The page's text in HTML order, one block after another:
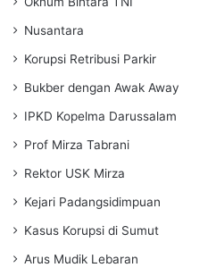
Nusantara
Korupsi Retribusi Parkir
Bukber dengan Awak Away
IPKD Kopelma Darussalam
Prof Mirza Tabrani
Rektor USK Mirza
Kejari Padangsidimpuan
Kasus Korupsi di Sumut
Arus Mudik Lebaran